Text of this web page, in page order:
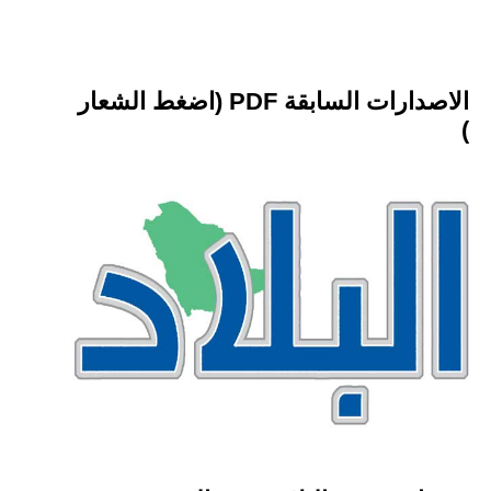
الاصدارات السابقة PDF (اضغط الشعار
)